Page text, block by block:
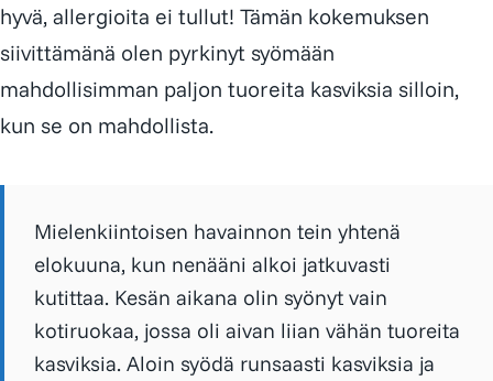
hyvä, allergioita ei tullut! Tämän kokemuksen
siivittämänä olen pyrkinyt syömään
mahdollisimman paljon tuoreita kasviksia silloin,
kun se on mahdollista.
Mielenkiintoisen havainnon tein yhtenä
elokuuna, kun nenääni alkoi jatkuvasti
kutittaa. Kesän aikana olin syönyt vain
kotiruokaa, jossa oli aivan liian vähän tuoreita
kasviksia. Aloin syödä runsaasti kasviksia ja